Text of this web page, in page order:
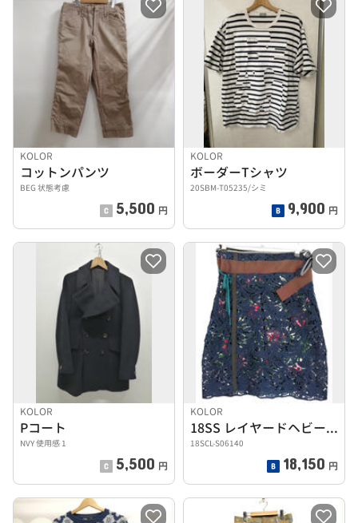
KOLOR
コットンパンツ
BEG 状態考慮
5,500 円
KOLOR
ボーダーTシャツ
20SBM-T05235/シミ
9,900 円
KOLOR
Pコート
NVY 使用感 1
5,500 円
KOLOR
18SS レイヤードヘビーレーススカート
18SCL-S06140
18,150 円